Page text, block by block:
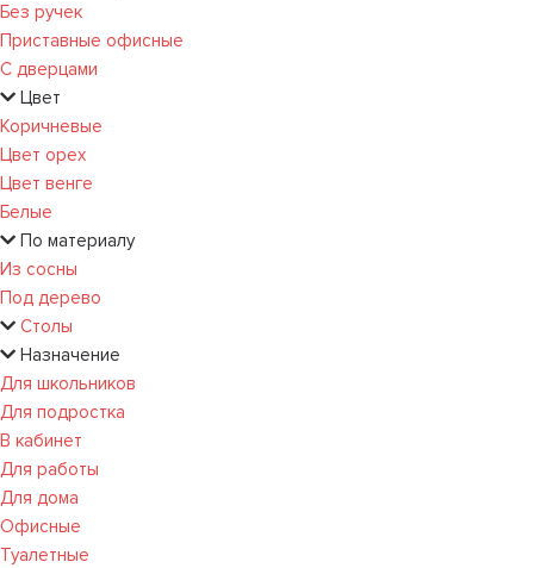
Без ручек
Приставные офисные
С дверцами
Цвет
Коричневые
Цвет орех
Цвет венге
Белые
По материалу
Из сосны
Под дерево
Столы
Назначение
Для школьников
Для подростка
В кабинет
Для работы
Для дома
Офисные
Туалетные